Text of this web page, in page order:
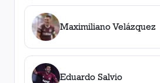
Maximiliano Velázquez
Eduardo Salvio